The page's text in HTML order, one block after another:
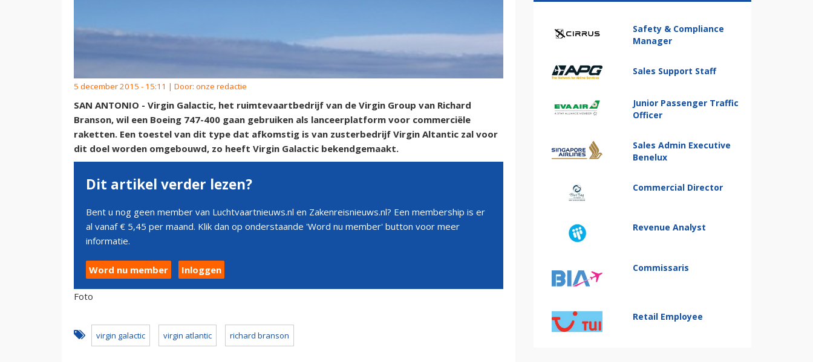
5 december 2015 - 15:11 | Door: onze redactie
SAN ANTONIO - Virgin Galactic, het ruimtevaartbedrijf van de Virgin Group van Richard
Branson, wil een Boeing 747-400 gaan gebruiken als lanceerplatform voor commerciële
raketten. Een toestel van dit type dat afkomstig is van zusterbedrijf Virgin Altantic zal voor
dit doel worden omgebouwd, zo heeft Virgin Galactic bekendgemaakt.
Dit artikel verder lezen?
Bent u nog geen member van Luchtvaartnieuws.nl en Zakenreisnieuws.nl? Een membership is er
al vanaf € 5,45 per maand. Klik dan op onderstaande 'Word nu member' button voor meer
informatie.
Word nu member Inloggen
Foto
virgin galactic virgin atlantic richard branson
Safety & Compliance
Manager
Sales Support Staff
Junior Passenger Traffic
Officer
Sales Admin Executive
Benelux
Commercial Director
Revenue Analyst
Commissaris
Retail Employee